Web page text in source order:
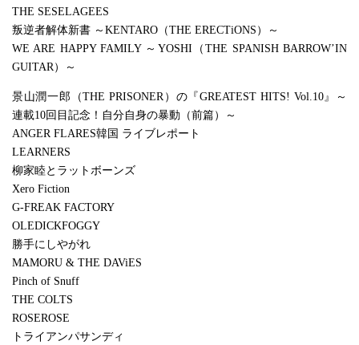
THE SESELAGEES
叛逆者解体新書 ～KENTARO（THE ERECTiONS）～
WE ARE HAPPY FAMILY ～YOSHI（THE SPANISH BARROW’IN
GUITAR）～
景山潤一郎（THE PRISONER）の『GREATEST HITS! Vol.10』～
連載10回目記念！自分自身の暴動（前篇）～
ANGER FLARES韓国 ライブレポート
LEARNERS
柳家睦とラットボーンズ
Xero Fiction
G-FREAK FACTORY
OLEDICKFOGGY
勝手にしやがれ
MAMORU & THE DAViES
Pinch of Snuff
THE COLTS
ROSEROSE
トライアンパサンディ